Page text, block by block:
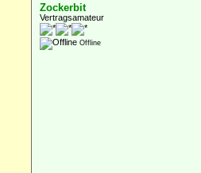
Zockerbit
Vertragsamateur
Offline